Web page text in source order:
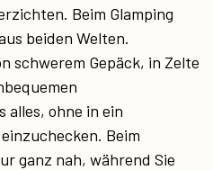
Beim Glamping
beiden Welten.
schwerem Gepäck, in Zelte
alles, ohne in ein
Beim
ganz nah, während Sie